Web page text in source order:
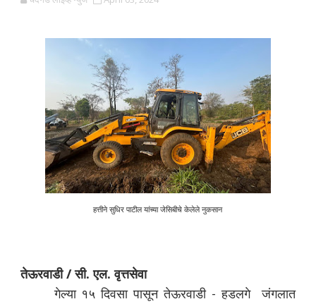
हत्तीने सुधिर पाटील यांच्या जेसिबीचे केलेले नुकसान
तेऊरवाडी / सी. एल. वृत्तसेवा
गेल्या १५ दिवसा पासून तेऊरवाडी - हडलगे जंगलात